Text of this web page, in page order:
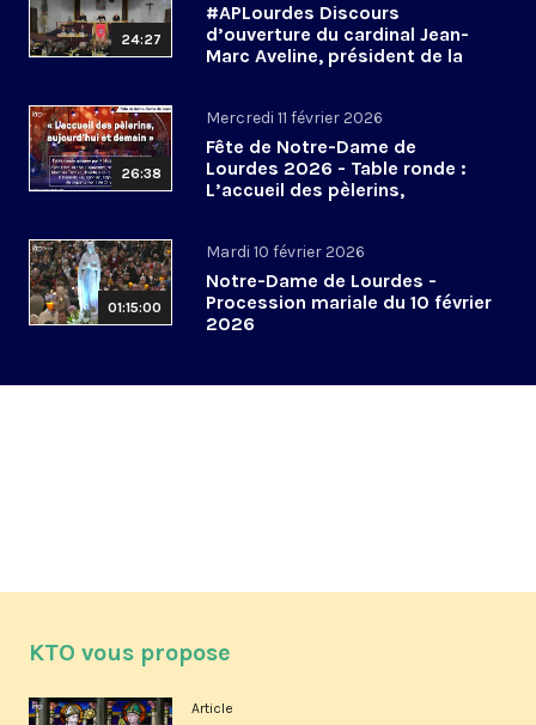
24:27
#APLourdes Discours
d’ouverture du cardinal Jean-
Marc Aveline, président de la
26:38
Mercredi 11 février 2026
Fête de Notre-Dame de
Lourdes 2026 - Table ronde :
L’accueil des pèlerins,
01:15:00
Mardi 10 février 2026
Notre-Dame de Lourdes -
Procession mariale du 10 février
2026
KTO vous propose
Article